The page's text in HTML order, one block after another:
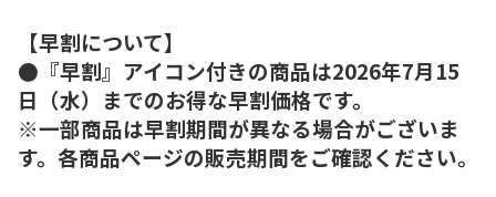
【早割について】
●『早割』アイコン付きの商品は2026年7月15
日（水）までのお得な早割価格です。
※一部商品は早割期間が異なる場合がございま
す。各商品ページの販売期間をご確認ください。